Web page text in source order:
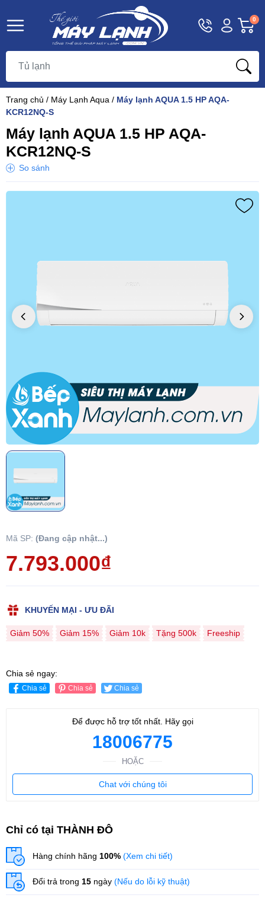
Hotline
1800
Tài
khoản
Khách
0
Trang chủ / Máy Lạnh Aqua / Máy lạnh AQUA 1.5 HP AQA-
KCR12NQ-S
Máy lạnh AQUA 1.5 HP AQA-
KCR12NQ-S
So sánh
Mã SP: (Đang cập nhật...)
7.793.000₫
KHUYẾN MẠI - ƯU ĐÃI
Giảm 50% Giảm 15% Giảm 10k Tặng 500k Freeship
Chia sẻ ngay:
Chia sẻ Chia sẻ Chia sẻ
Để được hỗ trợ tốt nhất. Hãy gọi
18006775
HOẶC
Chat với chúng tôi
Chỉ có tại THÀNH ĐÔ
Hàng chính hãng 100% (Xem chi tiết)
Đổi trả trong 15 ngày (Nếu do lỗi kỹ thuật)